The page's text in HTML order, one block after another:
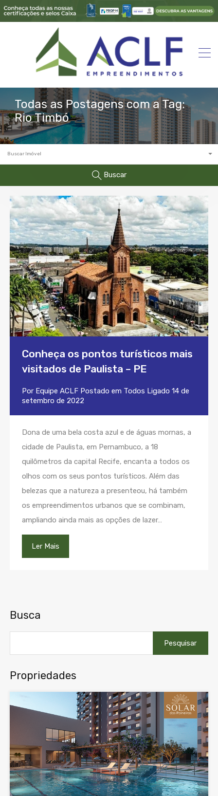
Todas as Postagens com a Tag:
Rio Timbó
Buscar Imóvel
Buscar
Conheça os pontos turísticos mais
visitados de Paulista – PE
Por Equipe ACLF Postado em Todos Ligado 14 de
setembro de 2022
Dona de uma bela costa azul e de águas mornas, a
cidade de Paulista, em Pernambuco, a 18
quilômetros da capital Recife, encanta a todos os
olhos com os seus pontos turísticos. Além das
belezas que a natureza a presenteou, há também
os empreendimentos urbanos que se combinam,
ampliando ainda mais as opções de lazer…
Ler Mais
Busca
por:
Propriedades